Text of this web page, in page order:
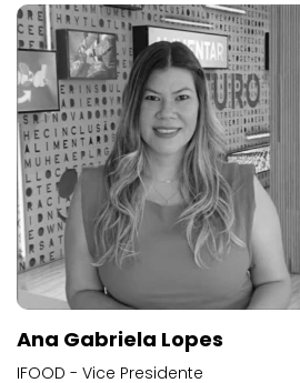
Ana Gabriela Lopes
IFOOD - Vice Presidente